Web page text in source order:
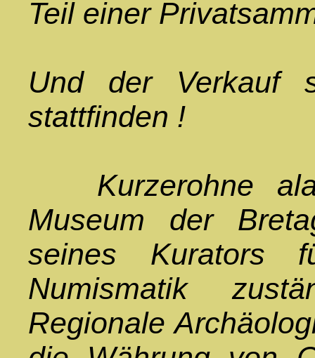
Teil einer
Und der Verkauf
stattfinden !
Kurzerohne
Museum der
seines Kurators
Numismatik
Regionale